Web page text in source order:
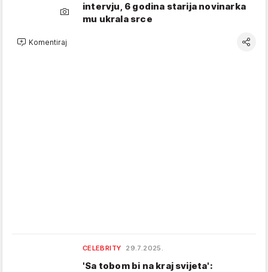
intervju, 6 godina starija novinarka
mu ukrala srce
Komentiraj
CELEBRITY 29.7.2025.
'Sa tobom bi na kraj svijeta':